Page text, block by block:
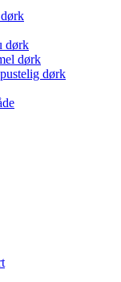
dørk
dørk
dørk